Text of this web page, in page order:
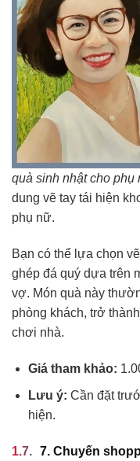
quà sinh nhật cho phụ
dung vẽ tay tái hiện
phụ nữ.
Bạn có thể lựa chọn
ghép đá quý dựa trên
vợ. Món quà này
phòng khách, trở
chơi nhà.
Giá tham khảo:
Lưu ý: Cần đặt
hiện.
7. Chuyến